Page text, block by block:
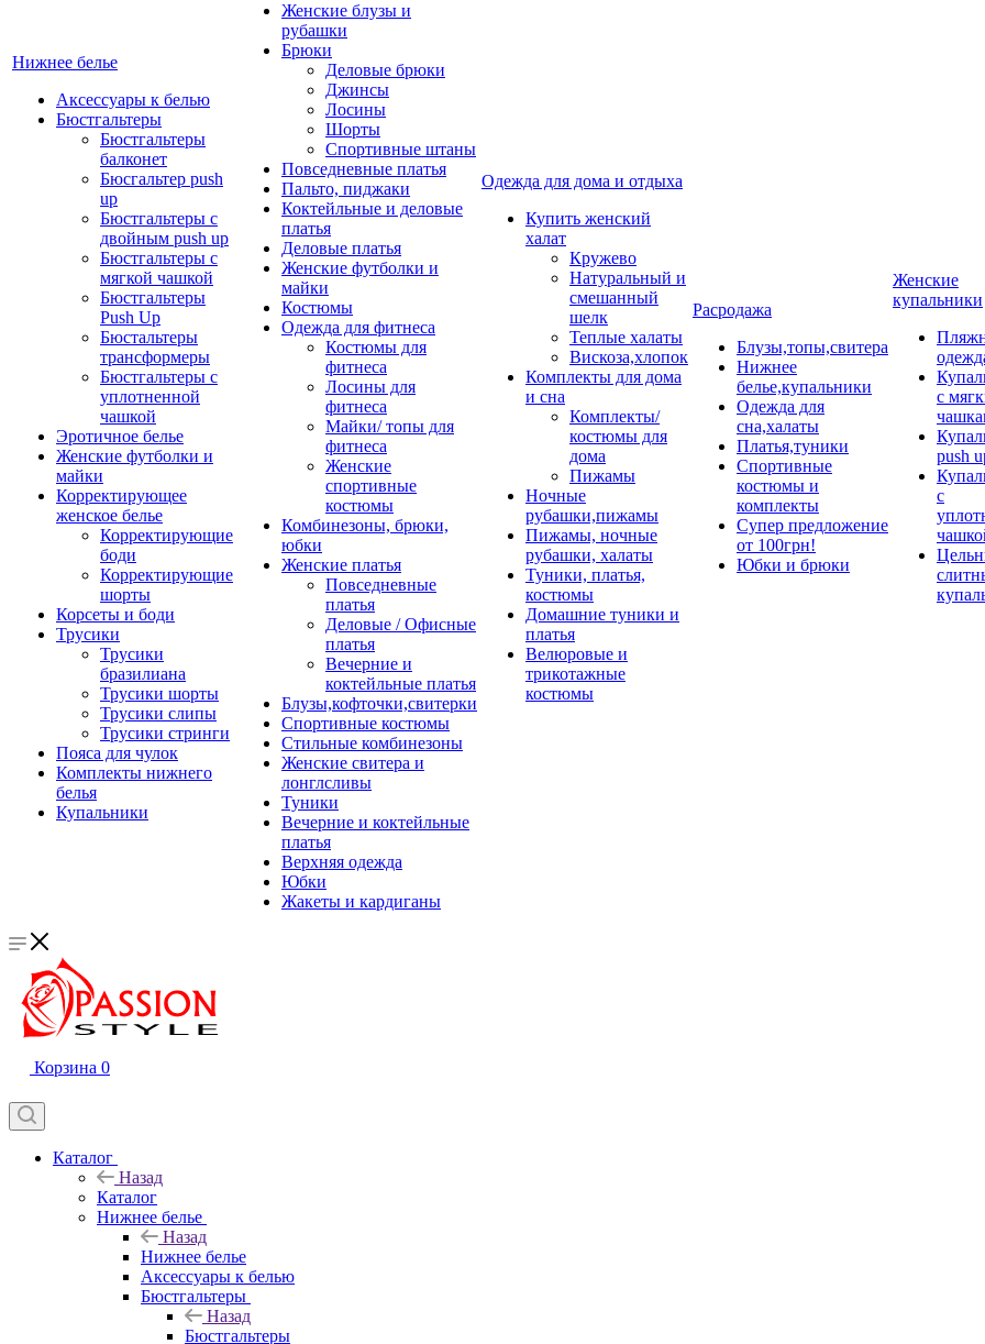
Нижнее белье
Аксессуары к белью
Бюстгальтеры
Бюстгальтеры
балконет
Бюсгальтер push
up
Бюстгальтеры с
двойным push up
Бюстгальтеры с
мягкой чашкой
Бюстгальтеры
Push Up
Бюстальтеры
трансформеры
Бюстгальтеры с
уплотненной
чашкой
Эротичное белье
Женские футболки и
майки
Корректирующее
женское белье
Корректирующие
боди
Корректирующие
шорты
Корсеты и боди
Трусики
Трусики
бразилиана
Трусики шорты
Трусики слипы
Трусики стринги
Пояса для чулок
Комплекты нижнего
белья
Купальники
Женские блузы и
рубашки
Брюки
Деловые брюки
Джинсы
Лосины
Шорты
Спортивные штаны
Повседневные платья
Пальто, пиджаки
Коктейльные и деловые
платья
Деловые платья
Женские футболки и
майки
Костюмы
Одежда для фитнеса
Костюмы для
фитнеса
Лосины для
фитнеса
Майки/ топы для
фитнеса
Женские
спортивные
костюмы
Комбинезоны, брюки,
юбки
Женские платья
Повседневные
платья
Деловые / Офисные
платья
Вечерние и
коктейльные платья
Блузы,кофточки,свитерки
Спортивные костюмы
Стильные комбинезоны
Женские свитера и
лонглсливы
Туники
Вечерние и коктейльные
платья
Верхняя одежда
Юбки
Жакеты и кардиганы
Одежда для дома и отдыха
Купить женский
халат
Кружево
Натуральный и
смешанный
шелк
Теплые халаты
Вискоза,хлопок
Комплекты для дома
и сна
Комплекты/
костюмы для
дома
Пижамы
Ночные
рубашки,пижамы
Пижамы, ночные
рубашки, халаты
Туники, платья,
костюмы
Домашние туники и
платья
Велюровые и
трикотажные
костюмы
Расродажа
Блузы,топы,свитера
Нижнее
белье,купальники
Одежда для
сна,халаты
Платья,туники
Спортивные
костюмы и
комплекты
Супер предложение
от 100грн!
Юбки и брюки
Женские
купальники
с
push
с
Корзина 0
Каталог
Назад
Каталог
Нижнее белье
Назад
Нижнее белье
Аксессуары к белью
Бюстгальтеры
Назад
Бюстгальтеры